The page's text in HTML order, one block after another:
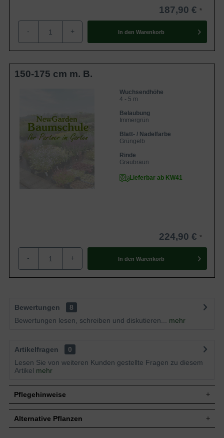
187,90 €
- + In den Warenkorb
150-175 cm m. B.
Wuchsendhöhe
4 - 5 m
Belaubung
Immergrün
Blatt- / Nadelfarbe
Grüngelb
Rinde
Graubraun
Lieferbar ab KW41
224,90 €
- + In den Warenkorb
Bewertungen
8
Bewertungen lesen, schreiben und diskutieren...
mehr
Artikelfragen
0
Lesen Sie von weiteren Kunden gestellte Fragen zu diesem
Artikel mehr
Pflegehinweise
Pflanz- und Pflegetipps Pinus thunbergii 'Ogon' /
Alternative Pflanzen